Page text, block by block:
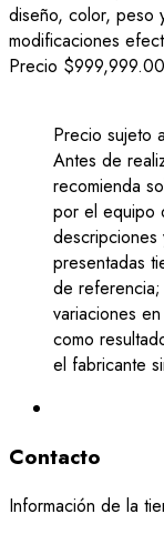
diseño, color, peso
modificaciones
Precio $999,999.00
Precio sujeto
Antes de
recomienda
por el equipo
descripciones
presentadas
de
variaciones
como
el fabricante
Contacto
Información de la